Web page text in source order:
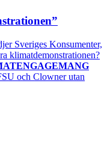
Sveriges Konsumenter,
klimatdemonstrationen?
och Clowner utan